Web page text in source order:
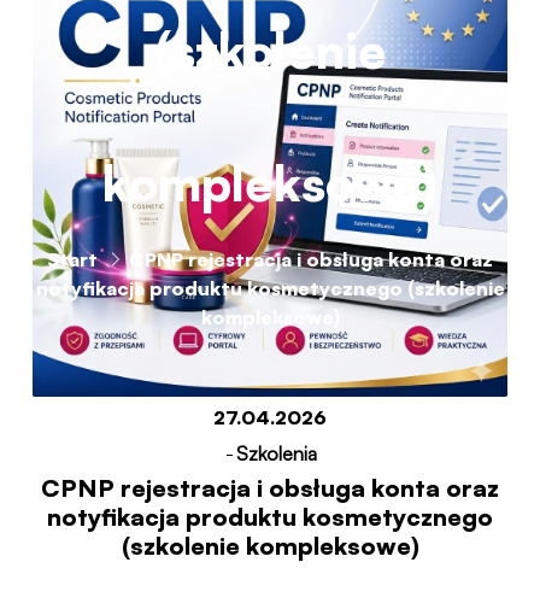
(szkolenie
kompleksowe)
Start
CPNP rejestracja i obsługa konta oraz
notyfikacja produktu kosmetycznego (szkolenie
kompleksowe)
27.04.2026
-Szkolenia
CPNP rejestracja i obsługa konta oraz
notyfikacja produktu kosmetycznego
(szkolenie kompleksowe)